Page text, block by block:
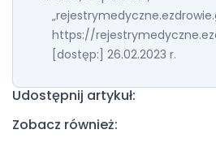
https://
[dostęp:] 26.02.2023 r.
Udostępnij artykuł:
Zobacz również: